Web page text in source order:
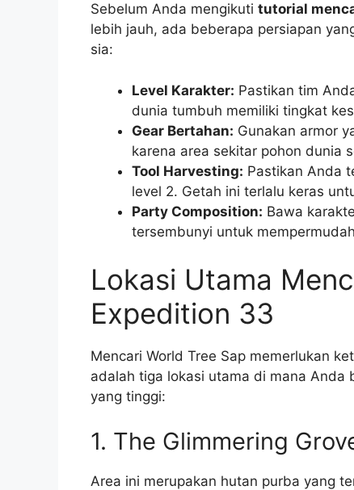
Sebelum Anda mengikuti tutorial
lebih jauh, ada beberapa persiapan
sia:
Level Karakter: Pastikan tim
dunia tumbuh memiliki tingkat
Gear Bertahan: Gunakan armor
karena area sekitar pohon dunia
Tool Harvesting: Pastikan Anda
level 2. Getah ini terlalu keras
Party Composition: Bawa
tersembunyi untuk
Lokasi Utama
Expedition 33
Mencari World Tree Sap memerlukan
adalah tiga lokasi utama di mana Anda
yang tinggi:
1. The Glimmering
Area ini merupakan hutan purba yang